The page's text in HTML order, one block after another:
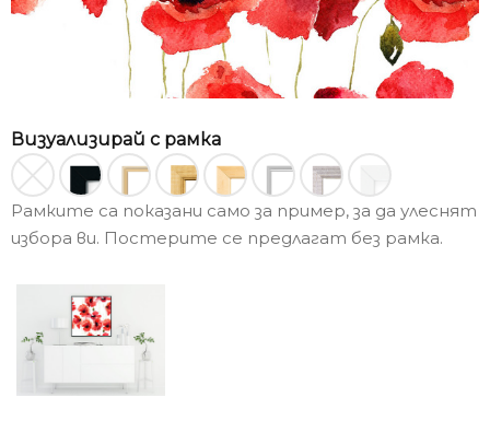
Визуализирай с рамка
Рамките са показани само за пример, за да улеснят
избора ви. Постерите се предлагат без рамка.